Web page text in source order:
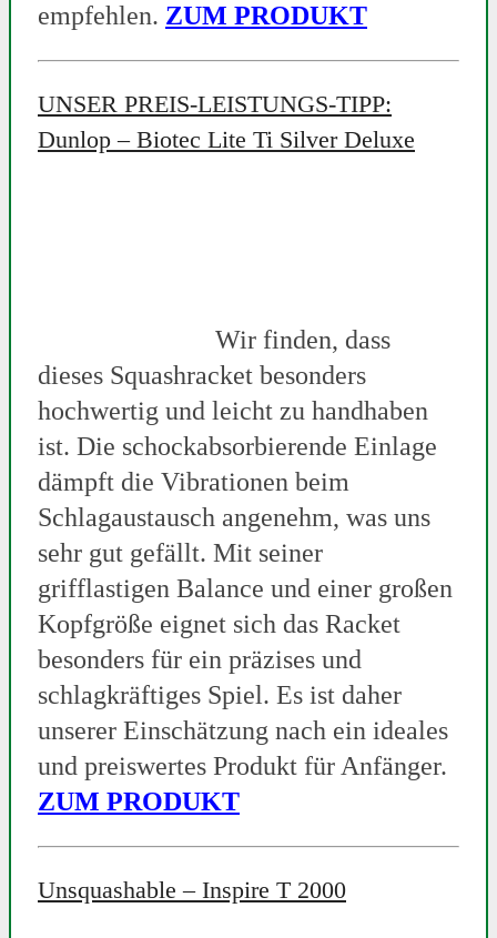
empfehlen. ZUM PRODUKT
UNSER PREIS-LEISTUNGS-TIPP:
Dunlop – Biotec Lite Ti Silver Deluxe
Wir finden, dass
dieses Squashracket besonders
hochwertig und leicht zu handhaben
ist. Die schockabsorbierende Einlage
dämpft die Vibrationen beim
Schlagaustausch angenehm, was uns
sehr gut gefällt. Mit seiner
grifflastigen Balance und einer großen
Kopfgröße eignet sich das Racket
besonders für ein präzises und
schlagkräftiges Spiel. Es ist daher
unserer Einschätzung nach ein ideales
und preiswertes Produkt für Anfänger.
ZUM PRODUKT
Unsquashable – Inspire T 2000